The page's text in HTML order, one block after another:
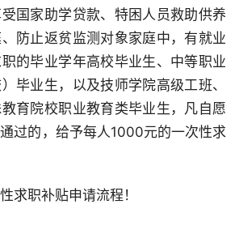
国家助学贷款、特困人员救助供养
防止返贫监测对象家庭中，有就业
的毕业学年高校毕业生、中等职业
毕业生，以及技师学院高级工班、
育院校职业教育类毕业生，凡自愿
过的，给予每人1000元的一次性求
求职补贴申请流程！